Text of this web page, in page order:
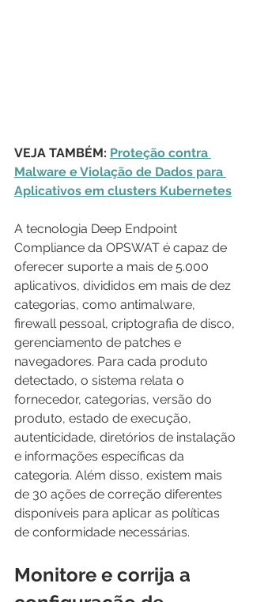
VEJA TAMBÉM: Proteção contra
Malware e Violação de Dados para
Aplicativos em clusters Kubernetes
A tecnologia Deep Endpoint
Compliance da OPSWAT é capaz de
oferecer suporte a mais de 5.000
aplicativos, divididos em mais de dez
categorias, como antimalware,
firewall pessoal, criptografia de disco,
gerenciamento de patches e
navegadores. Para cada produto
detectado, o sistema relata o
fornecedor, categorias, versão do
produto, estado de execução,
autenticidade, diretórios de instalação
e informações específicas da
categoria. Além disso, existem mais
de 30 ações de correção diferentes
disponíveis para aplicar as políticas
de conformidade necessárias.
Monitore e corrija a